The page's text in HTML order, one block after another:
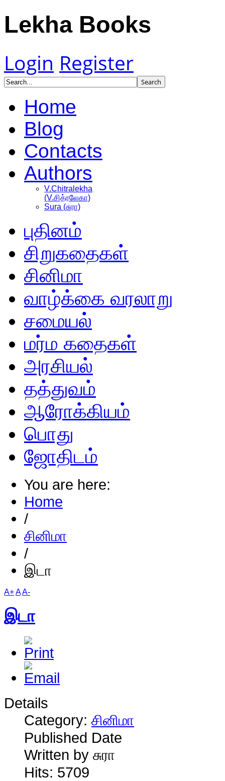
Lekha Books
Login Register
Home
Blog
Contacts
Authors
V.Chitralekha
(V.சித்ரலேகா)
Sura (சுரா)
புதினம்
சிறுகதைகள்
சினிமா
வாழ்க்கை வரலாறு
சமையல்
மர்ம கதைகள்
அரசியல்
தத்துவம்
ஆரோக்கியம்
பொது
ஜோதிடம்
You are here:
Home
/
சினிமா
/
இடா
A+AA-
இடா
Details
Category: சினிமா
Published Date
Written by சுரா
Hits: 5709